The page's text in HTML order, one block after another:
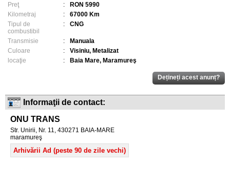
Preţ
:
RON 5990
Kilometraj
:
67000 Km
Tipul de
combustibil
: CNG
Transmisie :
Manuala
Culoare
:
Visiniu, Metalizat
locaţie
: Baia Mare, Maramureş
Informaţii de contact:
ONU TRANS
Str. Unirii, Nr. 11, 430271 BAIA-MARE
maramureş
Arhivării Ad (peste 90 de zile vechi)